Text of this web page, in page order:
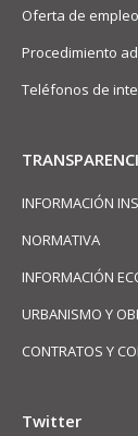
Oferta de
Procedimiento
Teléfonos de
INFORMACIÓN
NORMATIVA
INFORMACIÓN
URBANISMO Y
CONTRATOS Y
Twitter